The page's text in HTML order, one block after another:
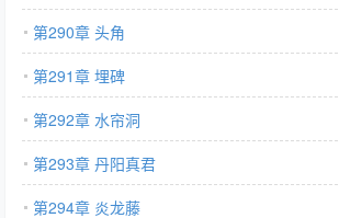
第290章 头角
第291章 埋碑
第292章 水帘洞
第293章 丹阳真君
第294章 炎龙藤